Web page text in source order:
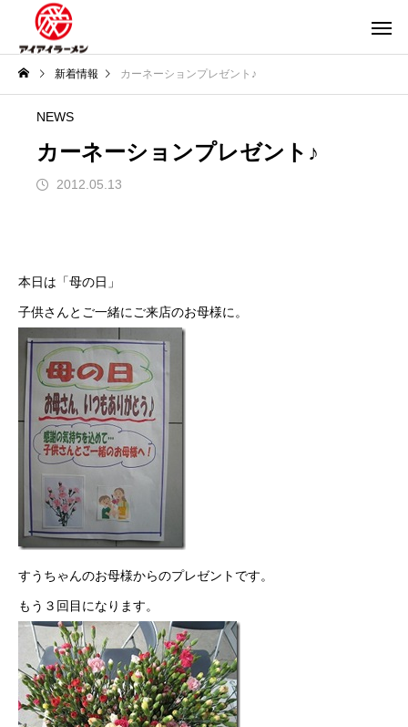
新着情報 カーネーションプレゼント♪
NEWS
カーネーションプレゼント♪
2012.05.13
本日は「母の日」
子供さんとご一緒にご来店のお母様に。
すうちゃんのお母様からのプレゼントです。
もう３回目になります。